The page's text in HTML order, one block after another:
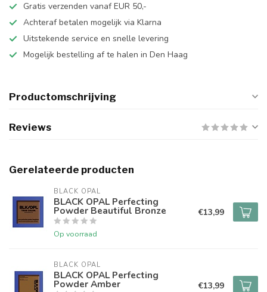
Gratis verzenden vanaf EUR 50,-
Achteraf betalen mogelijk via Klarna
Uitstekende service en snelle levering
Mogelijk bestelling af te halen in Den Haag
Productomschrijving
Reviews
Gerelateerde producten
BLACK OPAL
BLACK OPAL Perfecting
Powder Beautiful Bronze
Op voorraad
€13,99
BLACK OPAL
BLACK OPAL Perfecting
Powder Amber €13,99